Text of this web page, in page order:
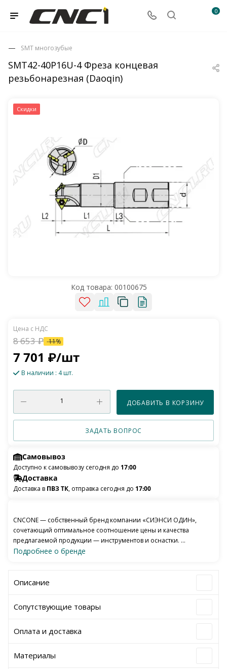
0
SMT42-40P16U-4 Фреза концевая
резьбонарезная (Daoqin)
SMT многозубые
Скидки
Код товара: 00100675
7 701 ₽/шт
8 653₽ -11%
В наличии : 4 шт.
ДОБАВИТЬ В КОРЗИНУ
ЗАДАТЬ ВОПРОС
Самовывоз
Доступно к самовывозу сегодня до 17:00
Доставка
Доставка в ПВЗ ТК, отправка сегодня до 17:00
CNCONE — собственный бренд компании «СИЭНСИ ОДИН»,
сочетающий оптимальное соотношение цены и качества
предлагаемой продукции — инструментов и оснастки. ...
Подробнее о бренде
Описание
Сопутствующие товары
Оплата и доставка
Материалы